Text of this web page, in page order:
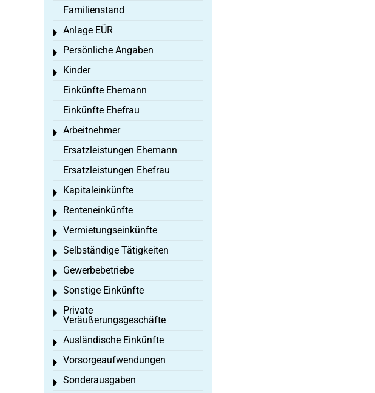
Familienstand
Anlage EÜR
Toggle menu
Persönliche Angaben
Toggle menu
Kinder
Toggle menu
Einkünfte Ehemann
Einkünfte Ehefrau
Arbeitnehmer
Toggle menu
Ersatzleistungen Ehemann
Ersatzleistungen Ehefrau
Kapitaleinkünfte
Toggle menu
Renteneinkünfte
Toggle menu
Vermietungseinkünfte
Toggle menu
Selbständige Tätigkeiten
Toggle menu
Gewerbebetriebe
Toggle menu
Sonstige Einkünfte
Toggle menu
Private
Veräußerungsgeschäfte
Toggle menu
Ausländische Einkünfte
Toggle menu
Vorsorgeaufwendungen
Toggle menu
Sonderausgaben
Toggle menu